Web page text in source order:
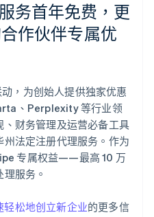
务首年免费，更
作伙伴专属优
，为创始人提供独家优惠
、Perplexity 等行业领
财务管理及运营必备工具
法定注册代理服务。作为
专属权益——最高 10 万
服务。
轻松地创立新企业的更多信